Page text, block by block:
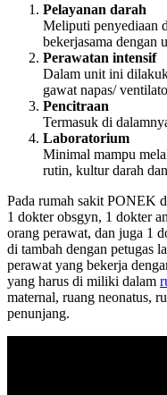
Pelayanan darah
Meliputi penyediaan
bekerjasama dengan
Perawatan intensif
Dalam unit ini
gawat napas/
Pencitraan
Termasuk di
Laboratorium
Minimal mampu
rutin, kultur darah
Pada rumah sakit PONEK
1 dokter obsgyn, 1 dokter
orang perawat, dan juga 1
di tambah dengan petugas
perawat yang bekerja
yang harus di miliki dalam
maternal, ruang neonatus,
penunjang.